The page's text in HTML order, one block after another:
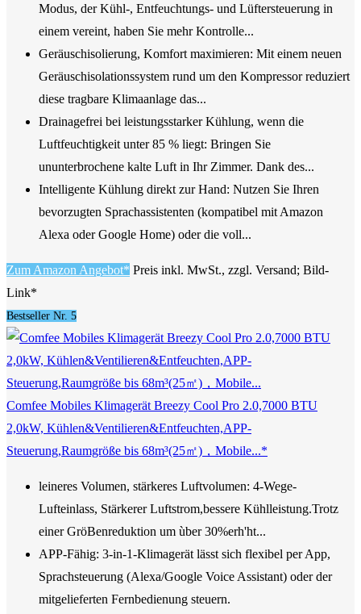
Modus, der Kühl-, Entfeuchtungs- und Lüftersteuerung in
einem vereint, haben Sie mehr Kontrolle...
Geräuschisolierung, Komfort maximieren: Mit einem neuen
Geräuschisolationssystem rund um den Kompressor reduziert
diese tragbare Klimaanlage das...
Drainagefrei bei leistungsstarker Kühlung, wenn die
Luftfeuchtigkeit unter 85 % liegt: Bringen Sie
ununterbrochene kalte Luft in Ihr Zimmer. Dank des...
Intelligente Kühlung direkt zur Hand: Nutzen Sie Ihren
bevorzugten Sprachassistenten (kompatibel mit Amazon
Alexa oder Google Home) oder die voll...
Zum Amazon Angebot* Preis inkl. MwSt., zzgl. Versand; Bild-
Link*
Bestseller Nr. 5
Comfee Mobiles Klimagerät Breezy Cool Pro 2.0,7000 BTU
2,0kW, Kühlen&Ventilieren&Entfeuchten,APP-
Steuerung,Raumgröße bis 68m³(25㎡)，Mobile...*
leineres Volumen, stärkeres Luftvolumen: 4-Wege-
Lufteinlass, Stärkerer Luftstrom,bessere Kühlleistung.Trotz
einer GröBenreduktion um ùber 30%erh'ht...
APP-Fähig: 3-in-1-Klimagerät lässt sich flexibel per App,
Sprachsteuerung (Alexa/Google Voice Assistant) oder der
mitgelieferten Fernbedienung steuern.